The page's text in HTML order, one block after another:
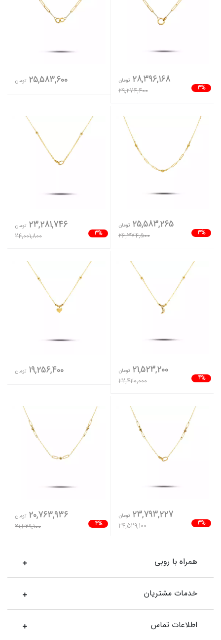
3%
28,396,168 تومان
29,274,400
25,583,600 تومان
3%
25,583,265 تومان
26,374,500
3%
23,281,746 تومان
24,001,800
4%
21,523,200 تومان
22,420,000
19,256,400 تومان
3%
23,793,227 تومان
24,529,100
4%
20,763,936 تومان
21,629,100
همراه با روبی
خدمات مشتریان
اطلاعات تماس